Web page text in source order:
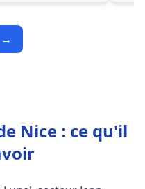
→
Nice : ce qu'il